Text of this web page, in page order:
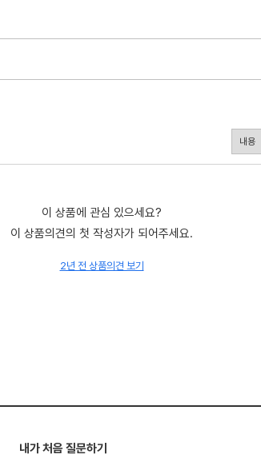
이 상품에 관심 있으세요?
이 상품의견의 첫 작성자가 되어주세요.
2년 전 상품의견 보기
내가 처음 질문하기